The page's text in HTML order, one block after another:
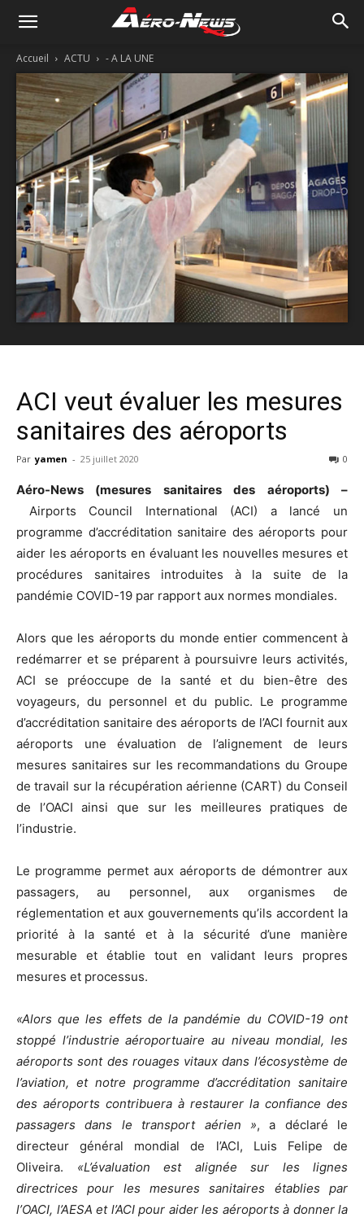
Accueil ACTU - A LA UNE
ACI veut évaluer les mesures
sanitaires des aéroports
Par yamen - 25 juillet 2020 0
Aéro-News (mesures sanitaires des aéroports) –
Airports Council International (ACI) a lancé un
programme d’accréditation sanitaire des aéroports pour
aider les aéroports en évaluant les nouvelles mesures et
procédures sanitaires introduites à la suite de la
pandémie COVID-19 par rapport aux normes mondiales.
Alors que les aéroports du monde entier commencent à
redémarrer et se préparent à poursuivre leurs activités,
ACI se préoccupe de la santé et du bien-être des
voyageurs, du personnel et du public. Le programme
d’accréditation sanitaire des aéroports de l’ACI fournit aux
aéroports une évaluation de l’alignement de leurs
mesures sanitaires sur les recommandations du Groupe
de travail sur la récupération aérienne (CART) du Conseil
de l’OACI ainsi que sur les meilleures pratiques de
l’industrie.
Le programme permet aux aéroports de démontrer aux
passagers, au personnel, aux organismes de
réglementation et aux gouvernements qu’ils accordent la
priorité à la santé et à la sécurité d’une manière
mesurable et établie tout en validant leurs propres
mesures et processus.
«Alors que les effets de la pandémie du COVID-19 ont
stoppé l’industrie aéroportuaire au niveau mondial, les
aéroports sont des rouages vitaux dans l’écosystème de
l’aviation, et notre programme d’accréditation sanitaire
des aéroports contribuera à restaurer la confiance des
passagers dans le transport aérien », a déclaré le
directeur général mondial de l’ACI, Luis Felipe de
Oliveira. «L’évaluation est alignée sur les lignes
directrices pour les mesures sanitaires établies par
l’OACI, l’AESA et l’ACI pour aider les aéroports à donner la